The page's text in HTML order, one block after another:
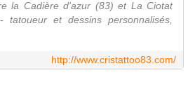
la Cadière d'azur (83) et La Ciotat
et dessins personnalisés,
http://www.cristattoo83.com/